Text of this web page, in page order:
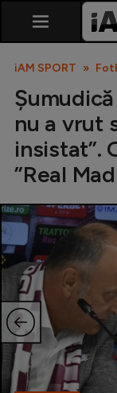
U21
iAM SPORT
nu a vrut
insistat”.
”Real